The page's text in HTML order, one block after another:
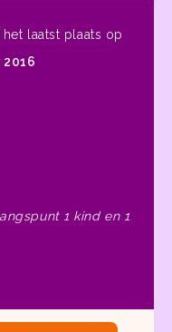
laatst plaats op
1 kind en 1